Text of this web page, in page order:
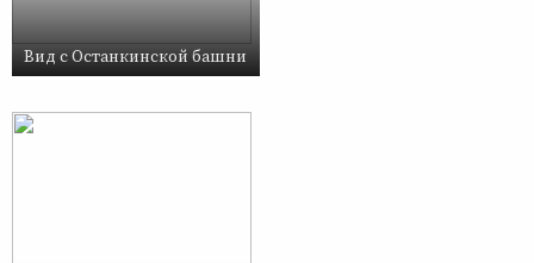
Вид с Останкинской башни